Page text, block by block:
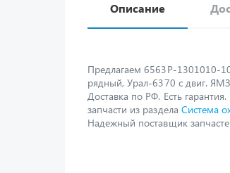
Описание
Предлагаем 6563Р-1301010-
рядный, Урал-6370 с двиг.
Доставка по РФ. Есть
запчасти из раздела Система
Надежный поставщик